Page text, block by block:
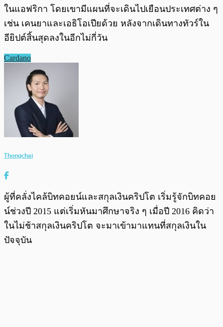
ในแอฟริกา โดยเขามีแผนที่จะเดินไปเยือนประเทศต่าง ๆ
เช่น เคนยาและเอธิโอเปียด้วย หลังจากเดินทางทัวร์ใน
อียิปต์สิ้นสุดลงในอีกไม่กี่วัน
Cardano
Thongchai
ผู้ที่คลั่งไคล้บิทคอยน์และสกุลเงินคริปโต เริ่มรู้จักบิทคอย
น์ช่วงปี 2015 แต่เริ่มหันมาศึกษาจริง ๆ เมื่อปี 2016 คิดว่า
ในไม่ช้าสกุลเงินคริปโต จะมาเข้ามาแทนที่สกุลเงินใน
ปัจจุบัน